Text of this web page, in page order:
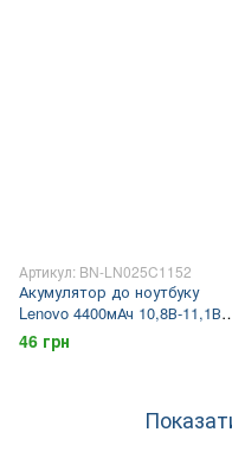
Артикул: BN-LN025C1152
Акумулятор до ноутбуку
Lenovo 4400мАч 10,8В-11,1В
L08L6D13, L08O6D13,
L08S6D13, IdeaPad Y450,
46 грн